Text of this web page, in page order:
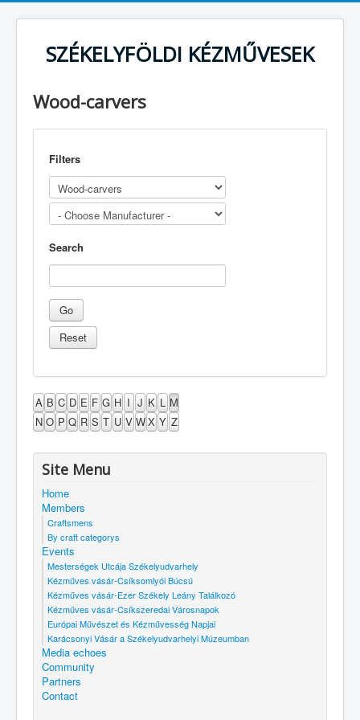
SZÉKELYFÖLDI KÉZMŰVESEK
Wood-carvers
Filters
Search
A B C D E F G H I J K L M
N O P Q R S T U V WX Y Z
Site Menu
Home
Members
Craftsmens
By craft categorys
Events
Mesterségek Utcája Székelyudvarhely
Kézműves vásár-Csíksomlyói Búcsú
Kézműves vásár-Ezer Székely Leány Találkozó
Kézműves vásár-Csíkszeredai Városnapok
Európai Művészet és Kézművesség Napjai
Karácsonyi Vásár a Székelyudvarhelyi Múzeumban
Media echoes
Community
Partners
Contact